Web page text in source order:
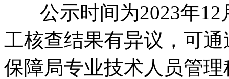
公示时间为2023年12
工核查结果有异议，可
保障局专业技术人员管